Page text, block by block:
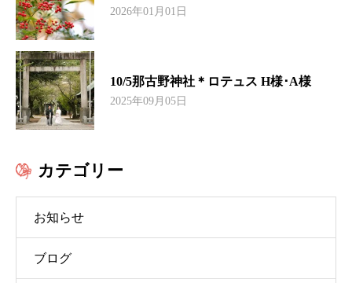
2026年01月01日
10/5那古野神社＊ロテュス H様･A様
2025年09月05日
カテゴリー
お知らせ
ブログ